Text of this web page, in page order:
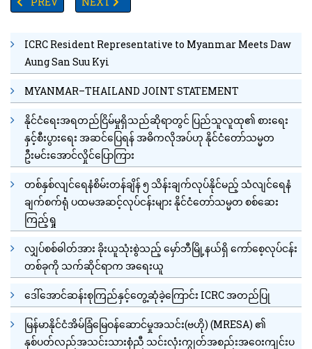
ICRC Resident Representative to Myanmar Meets Daw
Aung San Suu Kyi
MYANMAR–THAILAND JOINT STATEMENT
နိုင်ငံရေးအရတည်ငြိမ်မှုရှိသည်ဆိုရာတွင် ပြည်သူလူထု၏ စားရေး
နှင့်စီးပွားရေး အဆင်ပြေရန် အဓိကလိုအပ်ဟု နိုင်ငံတော်သမ္မတ
ဦးမင်းအောင်လှိုင်ပြောကြား
တစ်နှစ်လျင်ရေနံစိမ်းတန်ချိန် ၅ သိန်းချက်လုပ်နိုင်မည့် သံလျင်ရေနံ
ချက်စက်ရုံ ပထမအဆင့်လုပ်ငန်းများ နိုင်ငံတော်သမ္မတ စစ်ဆေး
ကြည့်ရှု
လျှပ်စစ်ဓါတ်အား ခိုးယူသုံးစွဲသည့် မှော်ဘီမြို့နယ်ရှိ ကော်စေ့လုပ်ငန်း
တစ်ခုကို သက်ဆိုင်ရာက အရေးယူ
ဒေါ်အောင်ဆန်းစုကြည်နှင့်တွေ့ဆုံခဲ့ကြောင်း ICRC အတည်ပြု
မြန်မာနိုင်ငံအိမ်ခြံမြေဝန်ဆောင်မှုအသင်း(ဗဟို) (MRESA) ၏
နှစ်ပတ်လည်အသင်းသားစုံညီ သင်းလုံးကျွတ်အစည်းအဝေးကျင်းပ